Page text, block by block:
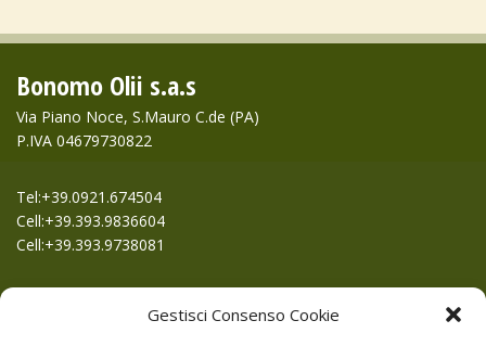
Gestisci Consenso Cookie
Bonomo Olii s.a.s
Via Piano Noce, S.Mauro C.de (PA)
P.IVA 04679730822
Tel:+39.0921.674504
Cell:+39.393.9836604
Cell:+39.393.9738081